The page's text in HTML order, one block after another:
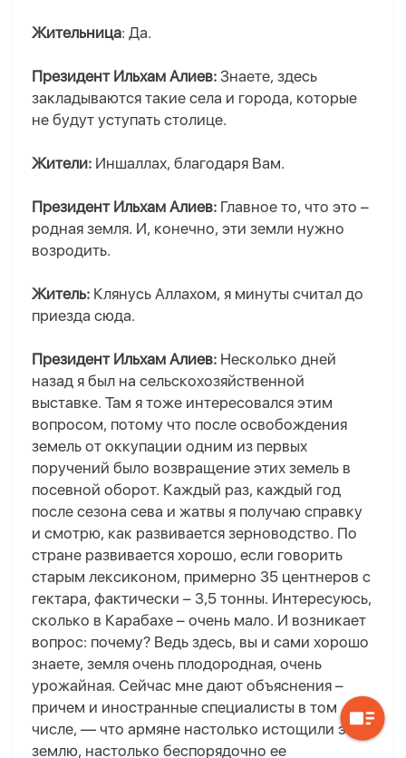
Жительница: Да.
Президент Ильхам Алиев: Знаете, здесь
закладываются такие села и города, которые
не будут уступать столице.
Жители: Иншаллах, благодаря Вам.
Президент Ильхам Алиев: Главное то, что это –
родная земля. И, конечно, эти земли нужно
возродить.
Житель: Клянусь Аллахом, я минуты считал до
приезда сюда.
Президент Ильхам Алиев: Несколько дней
назад я был на сельскохозяйственной
выставке. Там я тоже интересовался этим
вопросом, потому что после освобождения
земель от оккупации одним из первых
поручений было возвращение этих земель в
посевной оборот. Каждый раз, каждый год
после сезона сева и жатвы я получаю справку
и смотрю, как развивается зерноводство. По
стране развивается хорошо, если говорить
старым лексиконом, примерно 35 центнеров с
гектара, фактически – 3,5 тонны. Интересуюсь,
сколько в Карабахе – очень мало. И возникает
вопрос: почему? Ведь здесь, вы и сами хорошо
знаете, земля очень плодородная, очень
урожайная. Сейчас мне дают объяснения –
причем и иностранные специалисты в том
числе, — что армяне настолько истощили эту
землю, настолько беспорядочно ее